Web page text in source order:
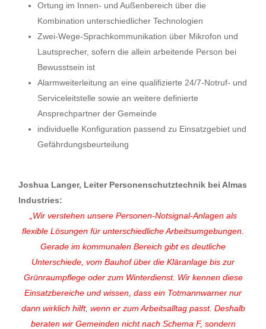
Ortung im Innen- und Außenbereich über die
Kombination unterschiedlicher Technologien
Zwei-Wege-Sprachkommunikation über Mikrofon und
Lautsprecher, sofern die allein arbeitende Person bei
Bewusstsein ist
Alarmweiterleitung an eine qualifizierte 24/7-Notruf- und
Serviceleitstelle sowie an weitere definierte
Ansprechpartner der Gemeinde
individuelle Konfiguration passend zu Einsatzgebiet und
Gefährdungsbeurteilung
Joshua Langer, Leiter Personenschutztechnik bei Almas
Industries:
„Wir verstehen unsere Personen-Notsignal-Anlagen als
flexible Lösungen für unterschiedliche Arbeitsumgebungen.
Gerade im kommunalen Bereich gibt es deutliche
Unterschiede, vom Bauhof über die Kläranlage bis zur
Grünraumpflege oder zum Winterdienst. Wir kennen diese
Einsatzbereiche und wissen, dass ein Totmannwarner nur
dann wirklich hilft, wenn er zum Arbeitsalltag passt. Deshalb
beraten wir Gemeinden nicht nach Schema F, sondern